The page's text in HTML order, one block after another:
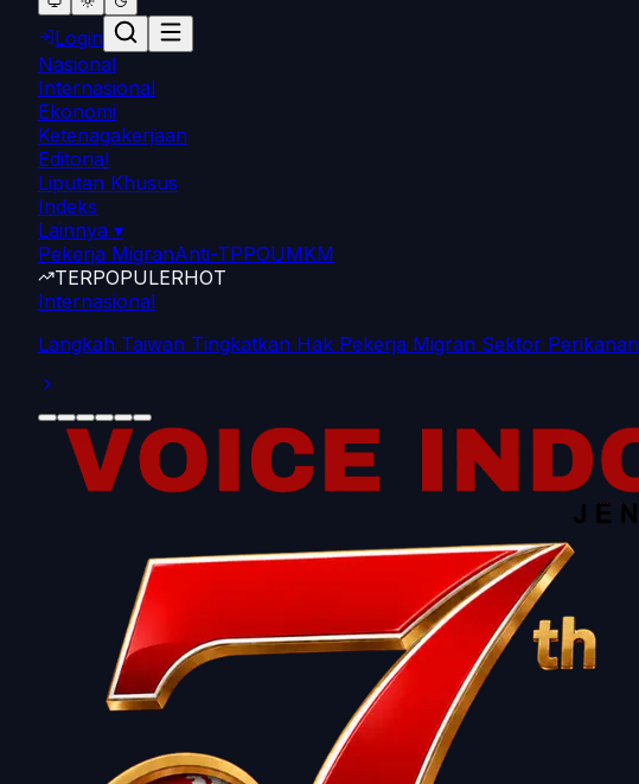
Login
Nasional
Internasional
Ekonomi
Ketenagakerjaan
Editorial
Liputan Khusus
Indeks
Lainnya ▾
Pekerja MigranAnti-TPPOUMKM
TERPOPULERHOT
Internasional
Langkah Taiwan Tingkatkan Hak Pekerja Migran Sektor Perikanan